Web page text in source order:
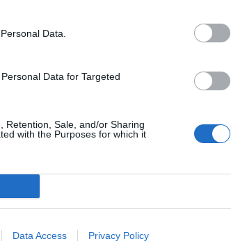
Data.
Data for Targeted
Retention, Sale, and/or Sharing
with the Purposes for which it
Data Access Privacy Policy
4.0). Ogni CIG e' verificabile sul portale ANAC.
/ di coesione per un finanziamento pubblico di
2014-2020).